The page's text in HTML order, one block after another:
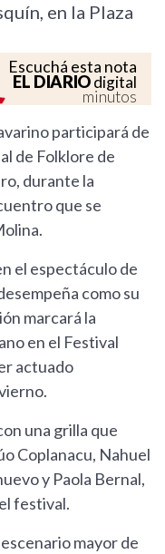
en la Plaza
Escuchá esta nota
EL DIARIOdigital
minutos
participará de
de Folklore de
durante la
que se
el espectáculo de
como su
marcará la
en el Festival
actuado
una grilla que
Coplanacu, Nahuel
y Paola Bernal,
festival.
mayor de